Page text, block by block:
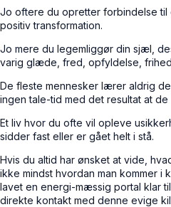
Jo oftere du opretter forbindelse
positiv transformation.
Jo mere du legemliggør din sjæl,
varig glæde, fred, opfyldelse,
De fleste mennesker lærer aldrig
ingen tale-tid med det resultat at de
Et liv hvor du ofte vil opleve
sidder fast eller er gået helt i stå.
Hvis du altid har ønsket at vide,
ikke mindst hvordan man kommer i
lavet en energi-mæssig portal klar
direkte kontakt med denne evige